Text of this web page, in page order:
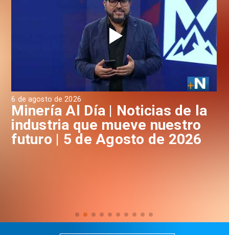
6 de agosto de 2026
Minería Al Día | Noticias de la
industria que mueve nuestro
futuro | 5 de Agosto de 2026